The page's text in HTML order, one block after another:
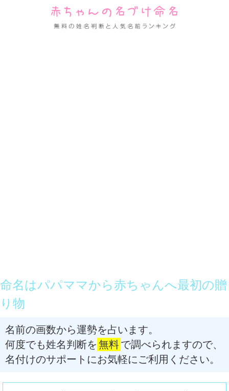
命名はパパママから赤ちゃんへ最初の贈
り物
名前の画数から運勢を占います。
何度でも姓名判断を 無料で調べられますので、
名付けのサポートにお気軽にご利用ください。